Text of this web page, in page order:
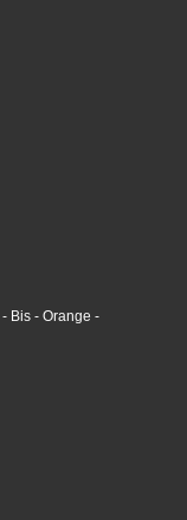
- Bis - Orange -